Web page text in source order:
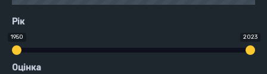
Рік
1950 2023
Оцінка